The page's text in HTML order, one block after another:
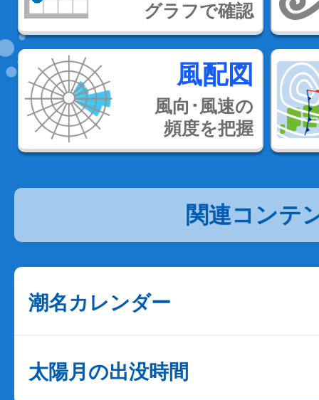
グラフで確認
風配図
風向･風速の
頻度を把握
関連コンテ
潮名カレンダー
太陽月の出没時間